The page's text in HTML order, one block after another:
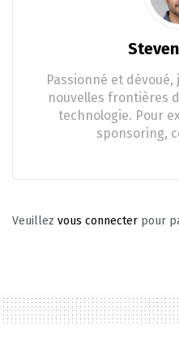
Passionné et
nouvelles frontières
technologie. Pour
sponsoring,
Veuillez vous connecter pour